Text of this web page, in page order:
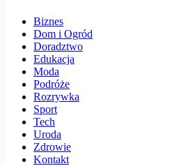
Biznes
Dom i Ogród
Doradztwo
Edukacja
Moda
Podróże
Rozrywka
Sport
Tech
Uroda
Zdrowie
Kontakt